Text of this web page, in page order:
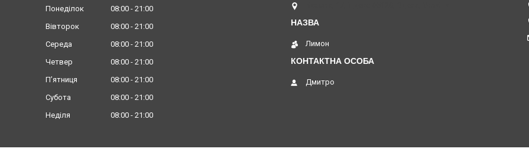
Понеділок 08:00
21:00
Вівторок
08:00
21:00
Середа
08:00
21:00
Четвер
08:00
21:00
Пʼятниця
08:00
21:00
Субота
08:00
21:00
Неділя
08:00 21:00
Лимон
Дмитро